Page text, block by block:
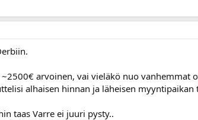
arvoinen, vai vieläkö nuo vanhemmat
alhaisen hinnan ja läheisen myyntipaikan
taas Varre ei juuri pysty..